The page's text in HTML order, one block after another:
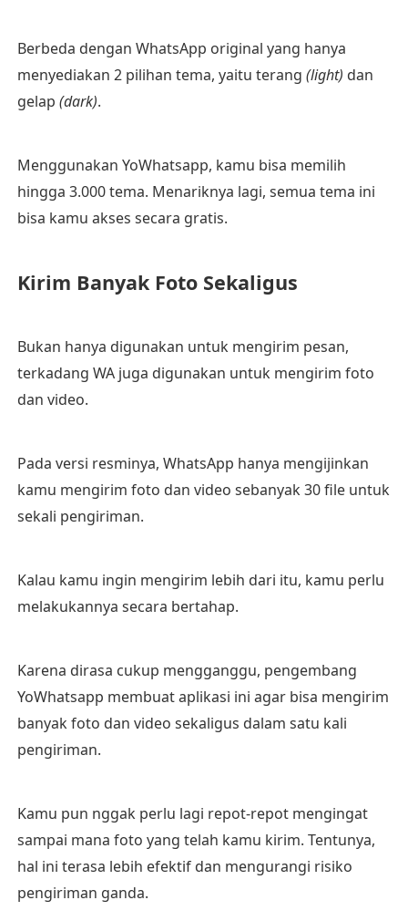
Berbeda dengan WhatsApp original yang hanya
menyediakan 2 pilihan tema, yaitu terang (light) dan
gelap (dark).
Menggunakan YoWhatsapp, kamu bisa memilih
hingga 3.000 tema. Menariknya lagi, semua tema ini
bisa kamu akses secara gratis.
Kirim Banyak Foto Sekaligus
Bukan hanya digunakan untuk mengirim pesan,
terkadang WA juga digunakan untuk mengirim foto
dan video.
Pada versi resminya, WhatsApp hanya mengijinkan
kamu mengirim foto dan video sebanyak 30 file untuk
sekali pengiriman.
Kalau kamu ingin mengirim lebih dari itu, kamu perlu
melakukannya secara bertahap.
Karena dirasa cukup mengganggu, pengembang
YoWhatsapp membuat aplikasi ini agar bisa mengirim
banyak foto dan video sekaligus dalam satu kali
pengiriman.
Kamu pun nggak perlu lagi repot-repot mengingat
sampai mana foto yang telah kamu kirim. Tentunya,
hal ini terasa lebih efektif dan mengurangi risiko
pengiriman ganda.